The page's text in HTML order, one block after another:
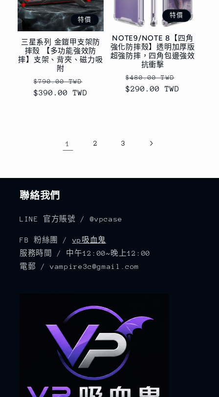
特價
三星系列 金鎧甲支架防
摔殼 【多功能強效防
摔】支架、背夾、磁力吸
附
定
價
$790.00 TWD
$390.00 TWD
特價
NOTE9/NOTE 8【四角
強化防摔殼】透明加厚版
超強防摔，四角包邊強效
抗衝擊
定
價
$480.00 TWD
$290.00 TWD
1 2 3
聯絡我們
LINE 官方賬號 / @vpcase
FB 粉絲團 / vp吸血鬼
服務時間 / 中午12:00~晚上12:00
電郵 / vampire3c@gmail.com